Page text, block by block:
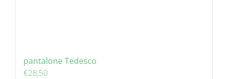
pantalone Tedesco
€28,50